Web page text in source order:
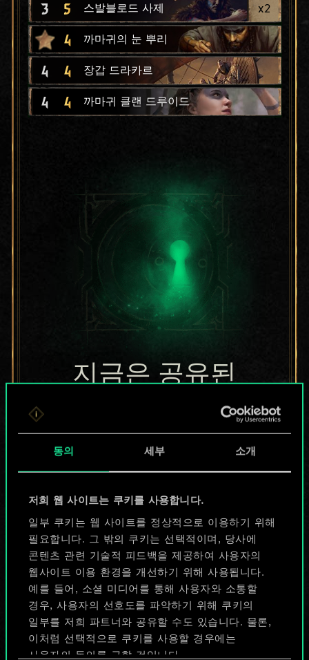
동의 세부 소개
저희 웹 사이트는 쿠키를 사용합니다.
일부 쿠키는 웹 사이트를 정상적으로 이용하기 위해
필요합니다. 그 밖의 쿠키는 선택적이며, 당사에
콘텐츠 관련 기술적 피드백을 제공하여 사용자의
웹사이트 이용 환경을 개선하기 위해 사용됩니다.
예를 들어, 소셜 미디어를 통해 사용자와 소통할
경우, 사용자의 선호도를 파악하기 위해 쿠키의
일부를 저희 파트너와 공유할 수도 있습니다. 물론,
이처럼 선택적으로 쿠키를 사용할 경우에는
사용자의 동의를 구할 것입니다.
3 5 스발블로드 사제 x2
4 까마귀의 눈 뿌리
4 4 장갑 드라카르
4 4 까마귀 클랜 드루이드
지금은 공유된
카드들에 지나지
않지만
무궁무진한
가능성을 가지고
있습니다!
덱 이름 짓기 & 가이드 작성하기
덱 편집